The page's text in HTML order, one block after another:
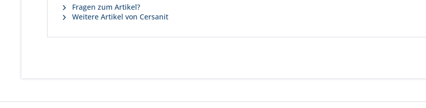
Fragen zum Artikel?
Weitere Artikel von Cersanit